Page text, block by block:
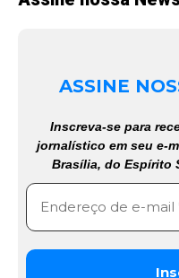
ASSINE
Inscreva-se para
jornalístico em seu e-
Brasília, do Espírito